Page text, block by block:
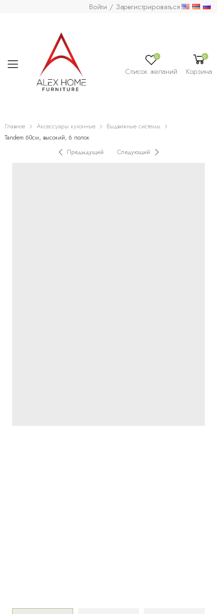
Войти / Зарегистрироваться
0
Список желаний
0
Корзина
Главное Аксессуары кухонные
Выдвижные системы
Tandem 60см, высокий, 6 полок
Предыдущий
Следующий